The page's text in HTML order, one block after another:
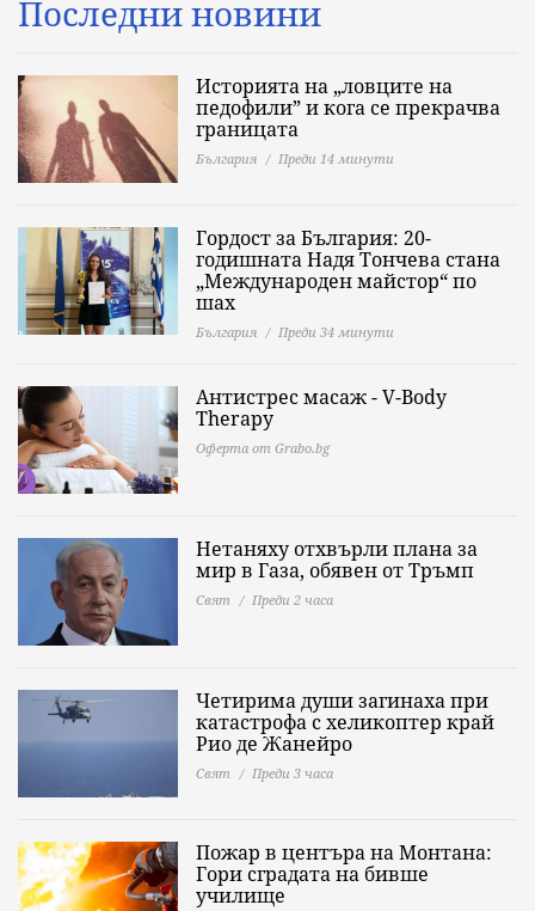
Последни новини
Историята на „ловците на
педофили” и кога се прекрачва
границата
България Преди 14 минути
Гордост за България: 20-
годишната Надя Тончева стана
„Международен майстор“ по
шах
България Преди 34 минути
Антистрес масаж - V-Body
Therapy
Оферта от Grabo.bg
Нетаняху отхвърли плана за
мир в Газа, обявен от Тръмп
Свят Преди 2 часа
Четирима души загинаха при
катастрофа с хеликоптер край
Рио де Жанейро
Свят Преди 3 часа
Пожар в центъра на Монтана:
Гори сградата на бивше
училище